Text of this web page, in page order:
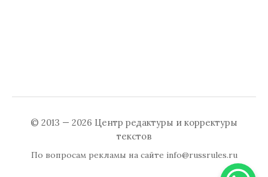
© 2013 — 2026 Центр редактуры и корректуры
текстов
По вопросам рекламы на сайте info@russrules.ru